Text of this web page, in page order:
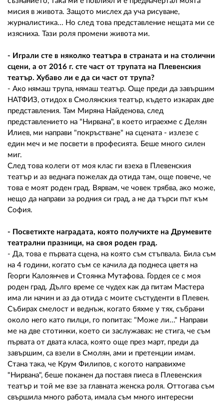
мисия в живота. Защото мислех да уча рисуване,
журналистика... Но след това представление нещата ми се
изясниха. Тази роля промени живота ми.
- Играли сте в няколко театъра в страната и на столични
сцени, а от 2016 г. сте част от трупата на Плевенския
театър. Хубаво ли е да си част от трупа?
- Ако нямаш трупа, нямаш театър. Още преди да завършим
НАТФИЗ, отидох в Смолянския театър, където изкарах две
представления. Там Миряна Найденова, след
представлението на "Нирвана", в което играехме с Делян
Илиев, ми направи "покръстване" на сцената - излезе с
един меч и ме посвети в професията. Беше много силен
миг.
След това колеги от моя клас ги взеха в Плевенския
театър и аз веднага пожелах да отида там, още повече, че
това е моят роден град. Вярвам, че човек трябва, ако може,
нещо да направи за родния си град, а не да търси път към
София.
- Посветихте наградата, която получихте на Друмевите
театрални празници, на своя роден град.
- Да, това е първата сцена, на която съм стъпвала. Била съм
на 4 години, когато съм се качила да поднеса цветя на
Георги Калоянчев и Стоянка Мутафова. Гордея се с моя
роден град. Дълго време се чудех как да питам Мастера
има ли начин и аз да отида с моите състуденти в Плевен.
Събирах смелост и веднъж, когато бяхме у тях, събрани
около него като пилци, го попитах: "Може ли..." Направи
ме на две стотинки, което си заслужавах: не стига, че съм
първата от двата класа, която още през март, преди да
завършим, са взели в Смолян, ами и претенции имам.
Стана така, че Крум Филипов, с когото направихме
"Нирвана", беше поканен да поставя пиеса в Плевенския
театър и той ме взе за главната женска роля. Оттогава съм
свършила много работа, имала съм много интересни